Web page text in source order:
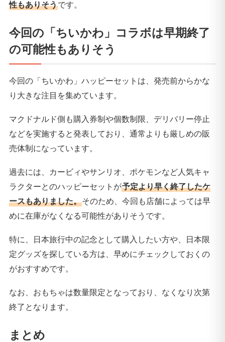
性もありそうです。
今回の「ちいかわ」コラボは早期終了
の可能性もありそう
今回の「ちいかわ」ハッピーセットは、発売前からかな
り大きな注目を集めています。
マクドナルド側も購入券制や個数制限、デリバリー停止
などを実施すると発表しており、通常よりも厳しめの販
売体制になっています。
過去には、カービィやサンリオ、ポケモンなど人気キャ
ラクターとのハッピーセットが予定より早く終了したケ
ースもありました。そのため、今回も店舗によっては早
めに在庫がなくなる可能性がありそうです。
特に、日本旅行中の記念として購入したい方や、日本限
定グッズを探している方は、早めにチェックしておくの
がおすすめです。
なお、おもちゃは数量限定となっており、なくなり次第
終了となります。
まとめ